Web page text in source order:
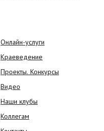
Онлайн-услуги
Краеведение
Проекты. Конкурсы
Видео
Наши клубы
Коллегам